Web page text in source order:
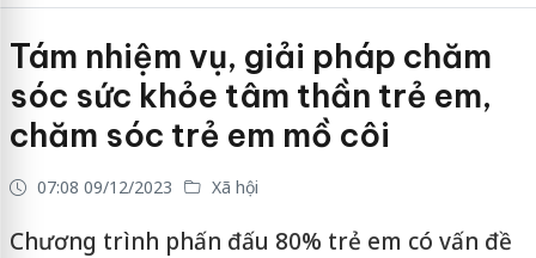
Tám nhiệm vụ, giải pháp chăm
sóc sức khỏe tâm thần trẻ em,
chăm sóc trẻ em mồ côi
07:08 09/12/2023 Xã hội
Chương trình phấn đấu 80% trẻ em có vấn đề